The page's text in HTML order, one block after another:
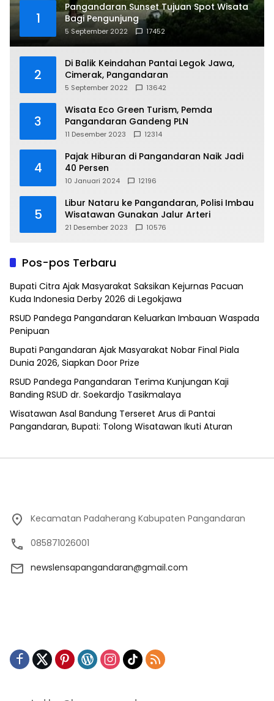
1
Pangandaran Sunset Tujuan Spot Wisata
Bagi Pengunjung
5 September 2022 17452
2
Di Balik Keindahan Pantai Legok Jawa,
Cimerak, Pangandaran
5 September 2022 13642
3
Wisata Eco Green Turism, Pemda
Pangandaran Gandeng PLN
11 Desember 2023 12314
4
Pajak Hiburan di Pangandaran Naik Jadi
40 Persen
10 Januari 2024 12196
5
Libur Nataru ke Pangandaran, Polisi Imbau
Wisatawan Gunakan Jalur Arteri
21 Desember 2023 10576
Pos-pos Terbaru
Bupati Citra Ajak Masyarakat Saksikan Kejurnas Pacuan
Kuda Indonesia Derby 2026 di Legokjawa
RSUD Pandega Pangandaran Keluarkan Imbauan Waspada
Penipuan
Bupati Pangandaran Ajak Masyarakat Nobar Final Piala
Dunia 2026, Siapkan Door Prize
RSUD Pandega Pangandaran Terima Kunjungan Kaji
Banding RSUD dr. Soekardjo Tasikmalaya
Wisatawan Asal Bandung Terseret Arus di Pantai
Pangandaran, Bupati: Tolong Wisatawan Ikuti Aturan
Kecamatan Padaherang Kabupaten Pangandaran
085871026001
newslensapangandaran@gmail.com